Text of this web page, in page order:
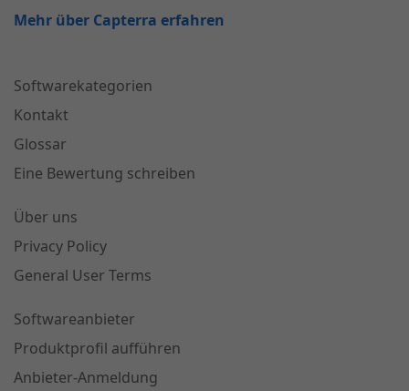
Mehr über Capterra erfahren
Softwarekategorien
Kontakt
Glossar
Eine Bewertung schreiben
Über uns
Privacy Policy
General User Terms
Softwareanbieter
Produktprofil aufführen
Anbieter-Anmeldung